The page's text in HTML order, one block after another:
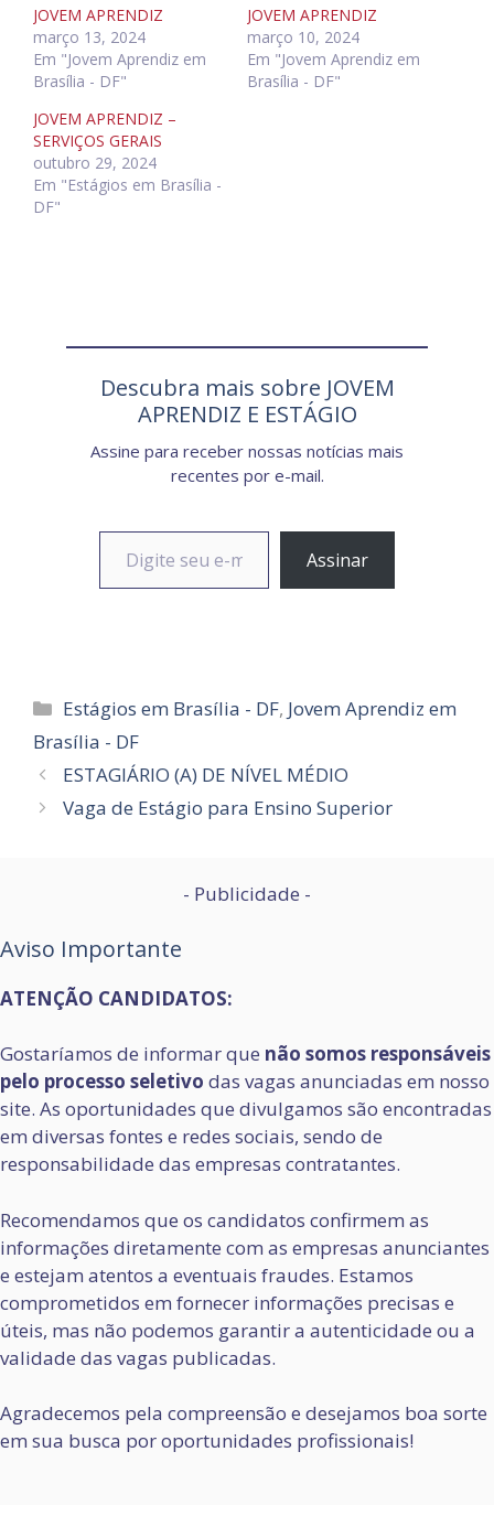
JOVEM APRENDIZ
março 13, 2024
Em "Jovem Aprendiz em
Brasília - DF"
JOVEM APRENDIZ
março 10, 2024
Em "Jovem Aprendiz em
Brasília - DF"
JOVEM APRENDIZ –
SERVIÇOS GERAIS
outubro 29, 2024
Em "Estágios em Brasília -
DF"
Descubra mais sobre JOVEM
APRENDIZ E ESTÁGIO
Assine para receber nossas notícias mais
recentes por e-mail.
Digite seu e-mail…
Assinar
Categorias
Estágios em Brasília - DF, Jovem Aprendiz em
Brasília - DF
ESTAGIÁRIO (A) DE NÍVEL MÉDIO
Vaga de Estágio para Ensino Superior
- Publicidade -
Aviso Importante
ATENÇÃO CANDIDATOS:
Gostaríamos de informar que não somos responsáveis
pelo processo seletivo das vagas anunciadas em nosso
site. As oportunidades que divulgamos são encontradas
em diversas fontes e redes sociais, sendo de
responsabilidade das empresas contratantes.
Recomendamos que os candidatos confirmem as
informações diretamente com as empresas anunciantes
e estejam atentos a eventuais fraudes. Estamos
comprometidos em fornecer informações precisas e
úteis, mas não podemos garantir a autenticidade ou a
validade das vagas publicadas.
Agradecemos pela compreensão e desejamos boa sorte
em sua busca por oportunidades profissionais!